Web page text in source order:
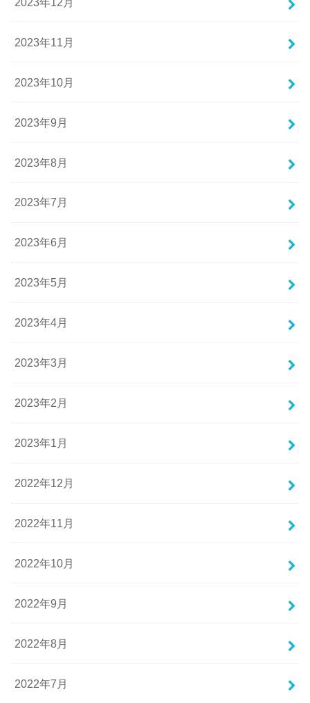
2023年11月
2023年10月
2023年9月
2023年8月
2023年7月
2023年6月
2023年5月
2023年4月
2023年3月
2023年2月
2023年1月
2022年12月
2022年11月
2022年10月
2022年9月
2022年8月
2022年7月